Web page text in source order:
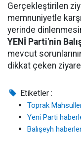
Gerçekleştirilen
memnuniyetle
yerinde
YENİ Parti'nin
mevcut
dikkat çeken
Etiketler :
Toprak
Yeni Parti
Balışeyh